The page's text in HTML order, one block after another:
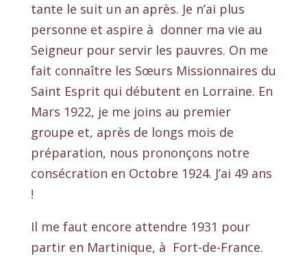
tante le suit un an après. Je n’ai plus
personne et aspire à donner ma vie au
Seigneur pour servir les pauvres. On me
fait connaître les Sœurs Missionnaires du
Saint Esprit qui débutent en Lorraine. En
Mars 1922, je me joins au premier
groupe et, après de longs mois de
préparation, nous prononçons notre
consécration en Octobre 1924. J’ai 49 ans
!
Il me faut encore attendre 1931 pour
partir en Martinique, à Fort-de-France.